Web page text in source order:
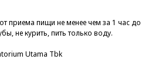
приема пищи не менее чем за 1 час до
не курить, пить только воду.
Utama Tbk